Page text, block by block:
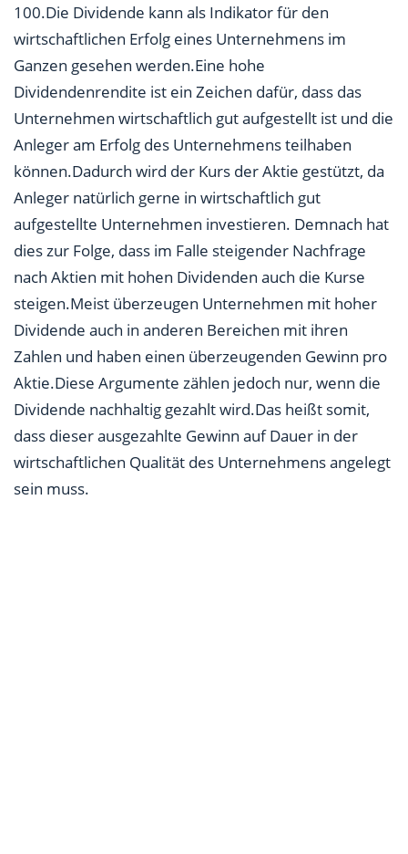
100.Die Dividende kann als Indikator für den
wirtschaftlichen Erfolg eines Unternehmens im
Ganzen gesehen werden.Eine hohe
Dividendenrendite ist ein Zeichen dafür, dass das
Unternehmen wirtschaftlich gut aufgestellt ist und die
Anleger am Erfolg des Unternehmens teilhaben
können.Dadurch wird der Kurs der Aktie gestützt, da
Anleger natürlich gerne in wirtschaftlich gut
aufgestellte Unternehmen investieren. Demnach hat
dies zur Folge, dass im Falle steigender Nachfrage
nach Aktien mit hohen Dividenden auch die Kurse
steigen.Meist überzeugen Unternehmen mit hoher
Dividende auch in anderen Bereichen mit ihren
Zahlen und haben einen überzeugenden Gewinn pro
Aktie.Diese Argumente zählen jedoch nur, wenn die
Dividende nachhaltig gezahlt wird.Das heißt somit,
dass dieser ausgezahlte Gewinn auf Dauer in der
wirtschaftlichen Qualität des Unternehmens angelegt
sein muss.